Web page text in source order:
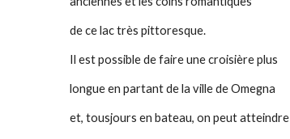
      de ce lac très pittoresque.
      Il est possible de faire une croisière plus
      longue en partant de la ville de Omegna
      et, tousjours en bateau, on peut atteindre